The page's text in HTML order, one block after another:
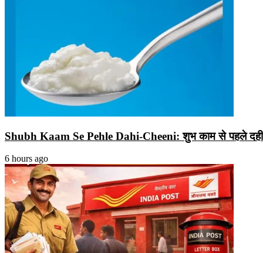
Shubh Kaam Se Pehle Dahi-Cheeni: शुभ काम से पहले दही-
6 hours ago